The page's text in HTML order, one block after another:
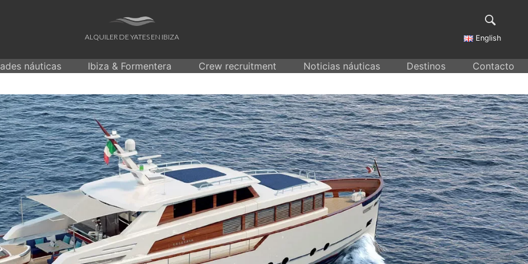
ALQUILER DE YATES EN IBIZA English
náuticas Ibiza & Formentera Crew recruitment Noticias náuticas Destinos Contacto